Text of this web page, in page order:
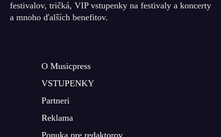
festivalov, tričká, VIP vstupenky na festivaly a koncerty
a mnoho ďalších benefitov.
O Musicpress
VSTUPENKY
Partneri
Reklama